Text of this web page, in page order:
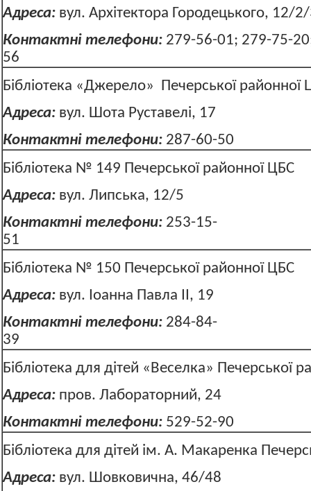
Адреса:вул. Архітектора
Контактні телефони:279-56-01; 279-75-
56
Бібліотека «Джерело» Печерської районної
Адреса:вул. Шота Руставелі, 17
Контактні телефони:287-60-50
Бібліотека № 149 Печерської районної ЦБС
Адреса:вул. Липська, 12/5
Контактні телефони:253-15-
51
Бібліотека № 150 Печерської районної ЦБС
Адреса:вул. Іоанна Павла ІІ,
Контактні телефони:284-84-
39
Бібліотека для дітей «Веселка» Печерської
Адреса:пров. Лабораторний,
Контактні телефони:529-
Бібліотека для дітей ім. А. Макаренка
Адреса:вул. Шовковична, 46/48